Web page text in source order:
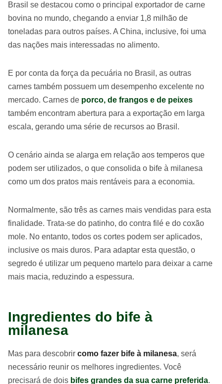
Brasil se destacou como o principal exportador de carne
bovina no mundo, chegando a enviar 1,8 milhão de
toneladas para outros países. A China, inclusive, foi uma
das nações mais interessadas no alimento.
E por conta da força da pecuária no Brasil, as outras
carnes também possuem um desempenho excelente no
mercado. Carnes de porco, de frangos e de peixes
também encontram abertura para a exportação em larga
escala, gerando uma série de recursos ao Brasil.
O cenário ainda se alarga em relação aos temperos que
podem ser utilizados, o que consolida o bife à milanesa
como um dos pratos mais rentáveis para a economia.
Normalmente, são três as carnes mais vendidas para esta
finalidade. Trata-se do patinho, do contra filé e do coxão
mole. No entanto, todos os cortes podem ser aplicados,
inclusive os mais duros. Para adaptar esta questão, o
segredo é utilizar um pequeno martelo para deixar a carne
mais macia, reduzindo a espessura.
Ingredientes do bife à
milanesa
Mas para descobrir como fazer bife à milanesa, será
necessário reunir os melhores ingredientes. Você
precisará de dois bifes grandes da sua carne preferida.